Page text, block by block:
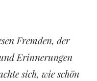
Fremden, der
Erinnerungen
sich, wie schön